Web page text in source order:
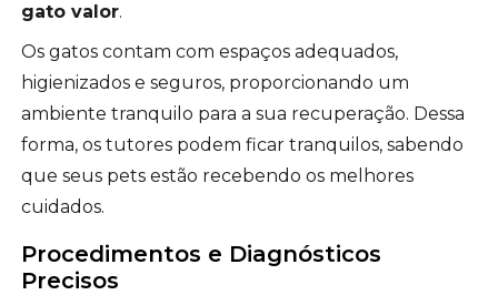
gato valor.
Os gatos contam com espaços adequados,
higienizados e seguros, proporcionando um
ambiente tranquilo para a sua recuperação. Dessa
forma, os tutores podem ficar tranquilos, sabendo
que seus pets estão recebendo os melhores
cuidados.
Procedimentos e Diagnósticos
Precisos